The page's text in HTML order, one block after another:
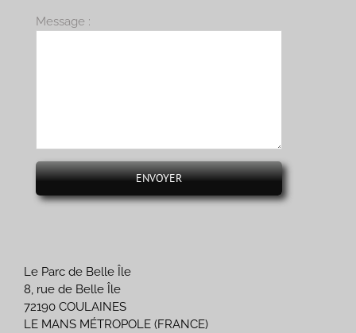
Message :
Le Parc de Belle Île
8, rue de Belle Île
72190 COULAINES
LE MANS MÉTROPOLE (FRANCE)